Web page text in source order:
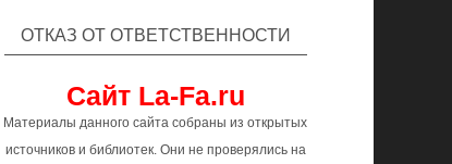
ОТКАЗ ОТ ОТВЕТСТВЕННОСТИ
Сайт La-Fa.ru
Материалы данного сайта собраны из открытых
источников и библиотек. Они не проверялись на